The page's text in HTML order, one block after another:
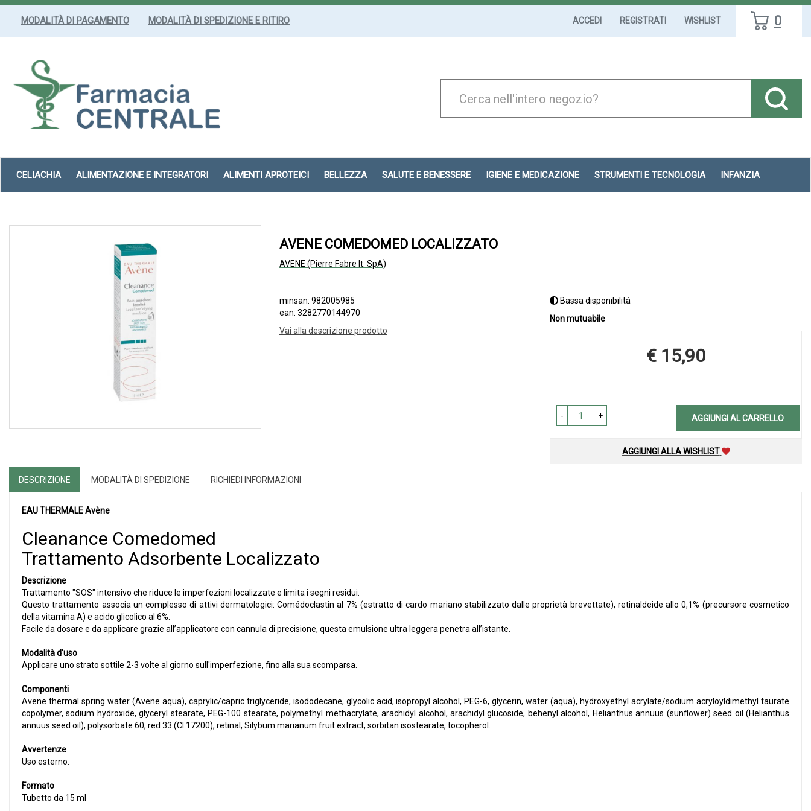
Passa
MODALITÀ DI PAGAMENTO MODALITÀ DI SPEDIZIONE E RITIRO ACCEDI REGISTRATI WISHLIST 0
Prodotto
CELIACHIA ALIMENTAZIONE E INTEGRATORI ALIMENTI APROTEICI BELLEZZA SALUTE E BENESSERE IGIENE E MEDICAZIONE STRUMENTI E TECNOLOGIA INFANZIA
AVENE COMEDOMED LOCALIZZATO
AVENE (Pierre Fabre It. SpA)
minsan: 982005985
ean: 3282770144970
Vai alla descrizione prodotto
Bassa disponibilità
Non mutuabile
Prezzo
€ 15,90
- + AGGIUNGI AL CARRELLO
AGGIUNGI ALLA WISHLIST
DESCRIZIONE MODALITÀ DI SPEDIZIONE RICHIEDI INFORMAZIONI
EAU THERMALE Avène
Cleanance Comedomed
Trattamento Adsorbente Localizzato
Descrizione
Trattamento "SOS" intensivo che riduce le imperfezioni localizzate e limita i segni residui.
Questo trattamento associa un complesso di attivi dermatologici: Comédoclastin al 7% (estratto di cardo mariano stabilizzato dalle proprietà brevettate), retinaldeide allo 0,1% (precursore cosmetico
della vitamina A) e acido glicolico al 6%.
Facile da dosare e da applicare grazie all’applicatore con cannula di precisione, questa emulsione ultra leggera penetra all’istante.
Modalità d'uso
Applicare uno strato sottile 2-3 volte al giorno sull'imperfezione, fino alla sua scomparsa.
Componenti
Avene thermal spring water (Avene aqua), caprylic/capric triglyceride, isododecane, glycolic acid, isopropyl alcohol, PEG-6, glycerin, water (aqua), hydroxyethyl acrylate/sodium acryloyldimethyl taurate
copolymer, sodium hydroxide, glyceryl stearate, PEG-100 stearate, polymethyl methacrylate, arachidyl alcohol, arachidyl glucoside, behenyl alcohol, Helianthus annuus (sunflower) seed oil (Helianthus
annuus seed oil), polysorbate 60, red 33 (CI 17200), retinal, Silybum marianum fruit extract, sorbitan isostearate, tocopherol.
Avvertenze
Uso esterno.
Formato
Tubetto da 15 ml